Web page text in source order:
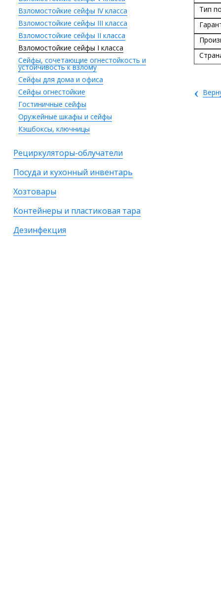
Взломостойкие сейфы IV класса
Взломостойкие сейфы III класса
Взломостойкие сейфы II класса
Взломостойкие сейфы I класса
Сейфы, сочетающие огнестойкость и
устойчивость к взлому
Сейфы для дома и офиса
Сейфы огнестойкие
Гостиничные сейфы
Оружейные шкафы и сейфы
Кэшбоксы, ключницы
Рециркуляторы-облучатели
Посуда и кухонный инвентарь
Хозтовары
Контейнеры и пластиковая тара
Дезинфекция
Тип
‹